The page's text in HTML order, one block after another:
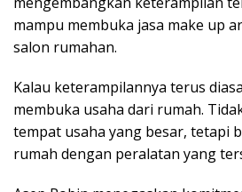
mampu membuka jasa make up
salon rumahan.
Kalau keterampilannya terus
membuka usaha dari rumah.
tempat usaha yang besar, tetapi
rumah dengan peralatan yang